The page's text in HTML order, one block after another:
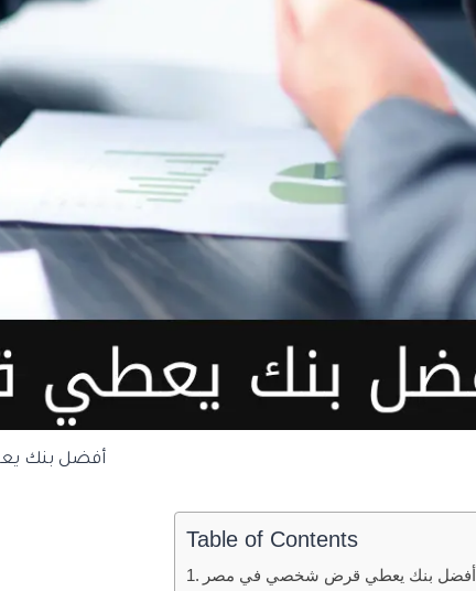
أفضل بنك
Table of Contents
أفضل بنك يعطي قرض شخصي في مصر